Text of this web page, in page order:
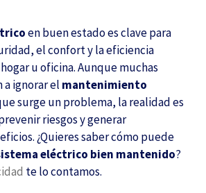
en buen estado es clave para
el confort y la eficiencia
u oficina. Aunque muchas
a ignorar el mantenimiento
surge un problema, la realidad es
riesgos y generar
¿Quieres saber cómo puede
eléctrico bien mantenido?
te lo contamos.